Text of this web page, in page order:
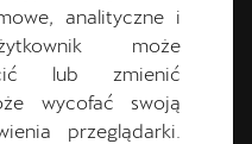
uruchamiania i
KESSY
regulacją
analityczne i
może
lub zmienić
wycofać swoją
przeglądarki.